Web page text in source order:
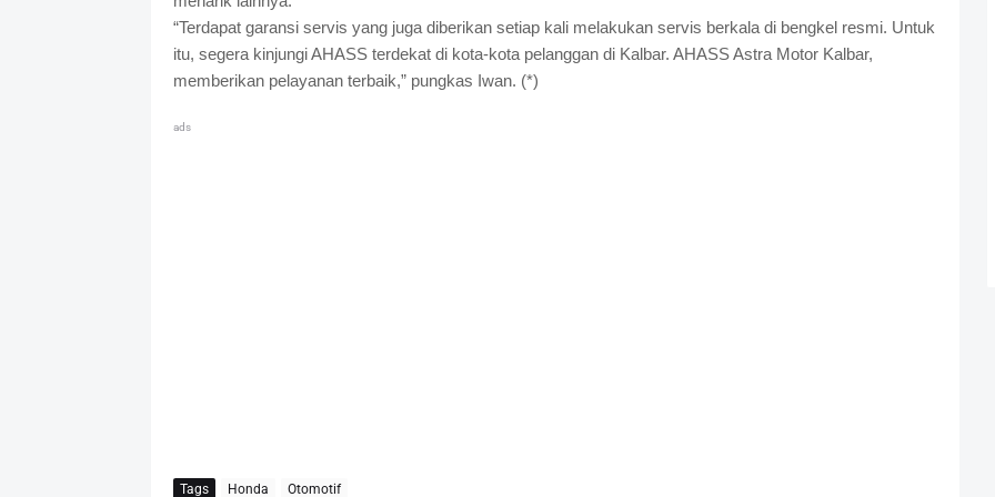
“Terdapat garansi servis yang juga diberikan setiap kali melakukan servis berkala di bengkel resmi. Untuk
itu, segera kinjungi AHASS terdekat di kota-kota pelanggan di Kalbar. AHASS Astra Motor Kalbar,
memberikan pelayanan terbaik,” pungkas Iwan. (*)
ads
Tags Honda Otomotif